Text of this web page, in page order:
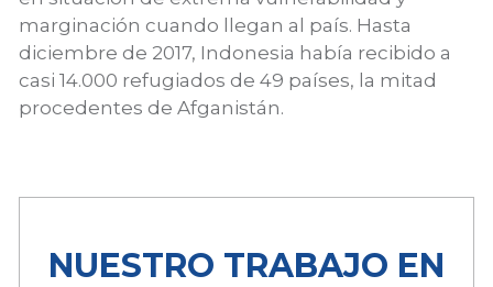
marginación cuando llegan al país. Hasta
diciembre de 2017, Indonesia había recibido a
casi 14.000 refugiados de 49 países, la mitad
procedentes de Afganistán.
NUESTRO TRABAJO EN